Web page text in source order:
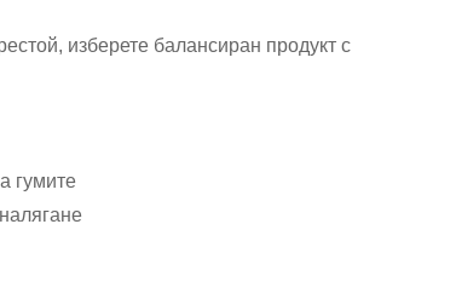
изберете балансиран продукт с
гумите